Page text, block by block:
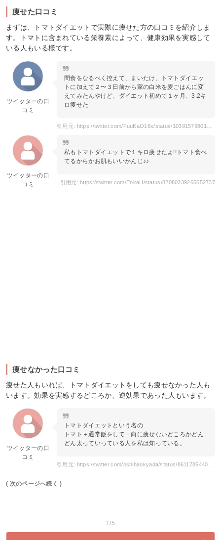
痩せた口コミ
まずは、トマトダイエットで実際に痩せた方の口コミを紹介しま
す。トマトに含まれている栄養素によって、健康効果を実感して
いる人もいる様です。
ツイッターの口
コミ
間食をなるべく控えて、まいたけ、トマトダイエッ
トに加えて２〜３日前から家の白米を麦ごはんに変
えてみたんやけど、ダイエット初めて１ヶ月、3.2キ
ロ痩せた
ツイッターの口
コミ
私もトマトダイエットで１キロ痩せたよ!!トマト食べ
てるからかお肌もいいかんじ♪♪
引用元: https://twitter.com/EnkaH/status/82080239265652737
痩せなかった口コミ
痩せた人もいれば、トマトダイエットをしても痩せなかった人も
います。効果を実感するどころか、逆効果であった人もいます。
ツイッターの口
コミ
トマトダイエットという名の
トマト＋通常飯をして一向に痩せないどころかどん
どん太っていっている人を私は知っている。
( 次のページへ続く )
1/5